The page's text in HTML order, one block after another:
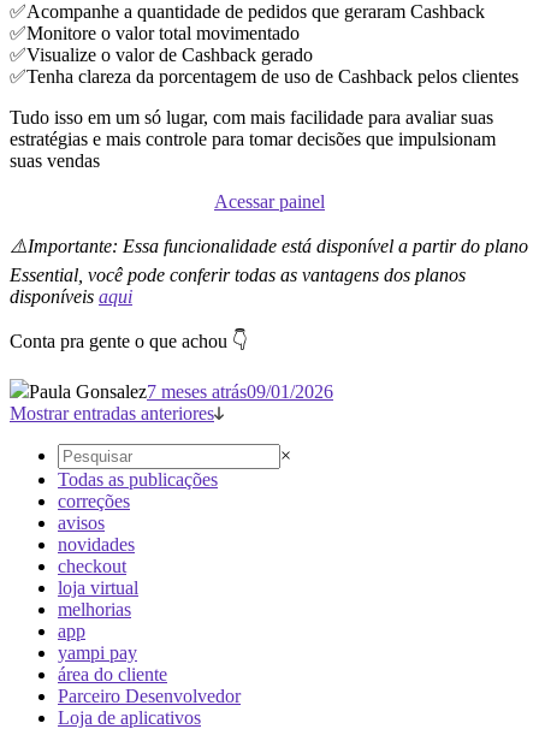
✅Acompanhe a quantidade de pedidos que geraram Cashback
✅Monitore o valor total movimentado
✅Visualize o valor de Cashback gerado
✅Tenha clareza da porcentagem de uso de Cashback pelos clientes
Tudo isso em um só lugar, com mais facilidade para avaliar suas
estratégias e mais controle para tomar decisões que impulsionam
suas vendas
Acessar painel
⚠️Importante: Essa funcionalidade está disponível a partir do plano
Essential, você pode conferir todas as vantagens dos planos
disponíveis aqui
Conta pra gente o que achou 👇
Paula Gonsalez7 meses atrás09/01/2026
Mostrar entradas anteriores
×
Todas as publicações
correções
avisos
novidades
checkout
loja virtual
melhorias
app
yampi pay
área do cliente
Parceiro Desenvolvedor
Loja de aplicativos